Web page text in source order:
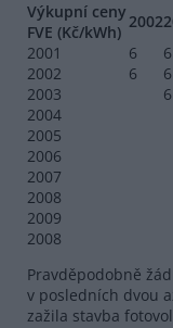
Výkupní ceny
FVE (Kč/kWh)
2002
2001
6 6
2002
6 6
2003
6
2004
2005
2006
2007
2008
2009
2008
Pravděpodobně
v posledních dvou
zažila stavba